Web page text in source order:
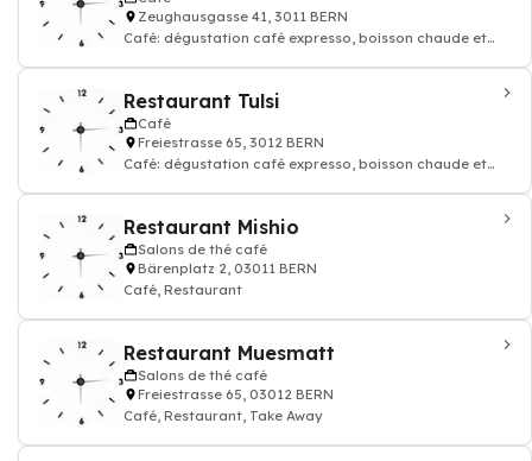
Zeughausgasse 41, 3011 BERN
Café: dégustation café expresso, boisson chaude et
Restaurant Tulsi
Café
Freiestrasse 65, 3012 BERN
Café: dégustation café expresso, boisson chaude et
Restaurant Mishio
Salons de thé café
Bärenplatz 2, 03011 BERN
Café, Restaurant
Restaurant Muesmatt
Salons de thé café
Freiestrasse 65, 03012 BERN
Café, Restaurant, Take Away